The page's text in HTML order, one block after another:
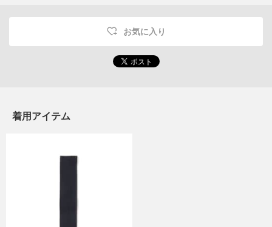
お気に入り
着用アイテム